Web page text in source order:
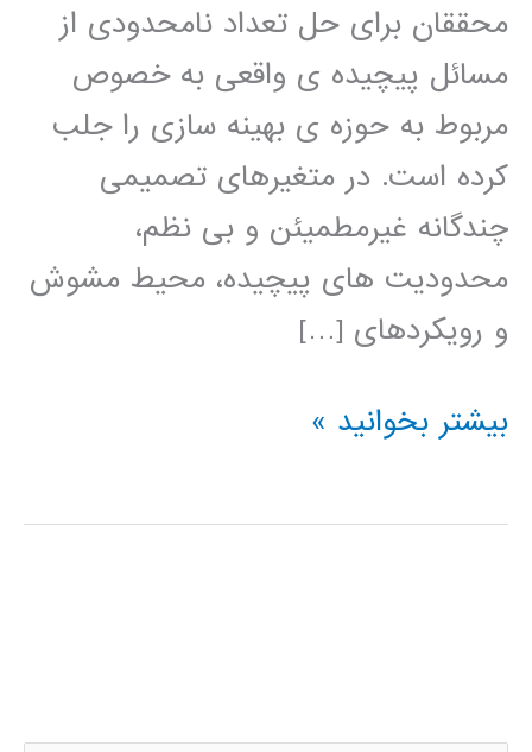
محققان برای حل تعداد نامحدودی از
مسائل پیچیده ی واقعی به خصوص
مربوط به حوزه ی بهینه سازی را جلب
کرده است. در متغیرهای تصمیمی
چندگانه غیرمطمیئن و بی نظم،
محدودیت های پیچیده، محیط مشوش
و رویکردهای […]
کتاب
هوش
بیشتر بخوانید »